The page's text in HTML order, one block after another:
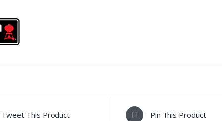
Tweet This Product Pin This Product